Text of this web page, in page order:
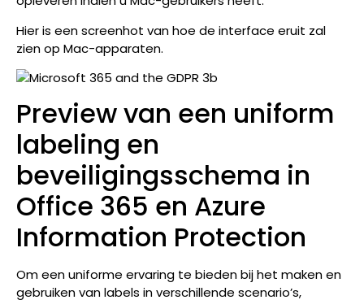
Hier is een screenhot van hoe de interface eruit zal
zien op Mac-apparaten.
Preview van een uniform
labeling en
beveiligingsschema in
Office 365 en Azure
Information Protection
Om een uniforme ervaring te bieden bij het maken en
gebruiken van labels in verschillende scenario’s,